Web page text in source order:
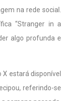
na rede social.
“Stranger in a
algo profunda e
estará disponível
referindo-se